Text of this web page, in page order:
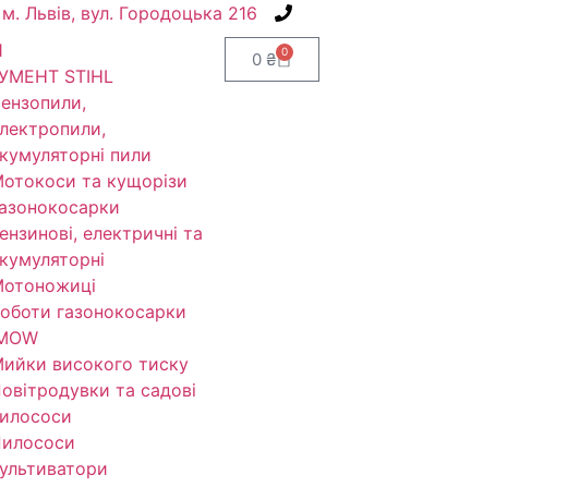
м. Львів, вул. Городоцька 216
STIHL
пили
та кущорізи
електричні та
газонокосарки
високого тиску
та садові
0 ₴ 0